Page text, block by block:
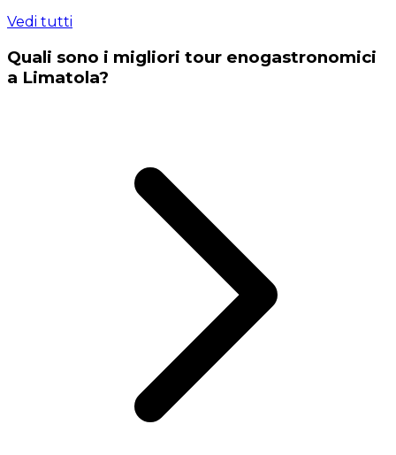
Vedi tutti
Quali sono i migliori tour enogastronomici
a Limatola?